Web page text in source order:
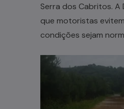
Serra dos Cabritos. A
que motoristas
condições sejam